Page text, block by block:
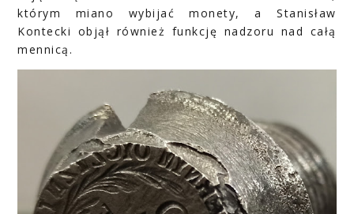
którym miano wybijać monety, a Stanisław
Kontecki objął również funkcję nadzoru nad całą
mennicą.